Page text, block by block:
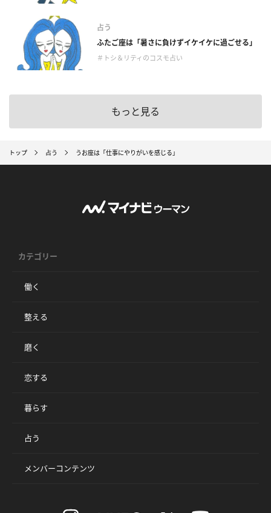
占う
ふたご座は「暑さに負けずイケイケに過ごせる」
＃トシ＆リティのコスモ占い
もっと見る
トップ 占う うお座は「仕事にやりがいを感じる」
カテゴリー
働く
整える
磨く
恋する
暮らす
占う
メンバーコンテンツ